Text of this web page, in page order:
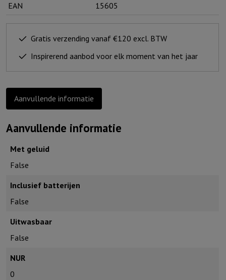
Wij
prijzen
aantal
EAN 15605
Gratis verzending vanaf €120 excl. BTW
Inspirerend aanbod voor elk moment van het jaar
Aanvullende informatie
Aanvullende informatie
Met geluid
False
Inclusief batterijen
False
Uitwasbaar
False
NUR
0